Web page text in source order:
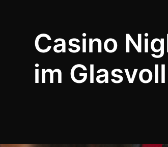
Casino
im Glasvoll